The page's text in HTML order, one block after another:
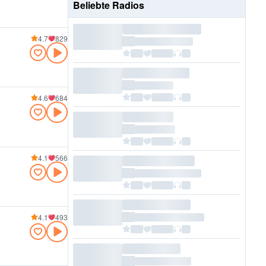
4.7 829
4.6 684
4.1 566
4.1 493
Beliebte Radios